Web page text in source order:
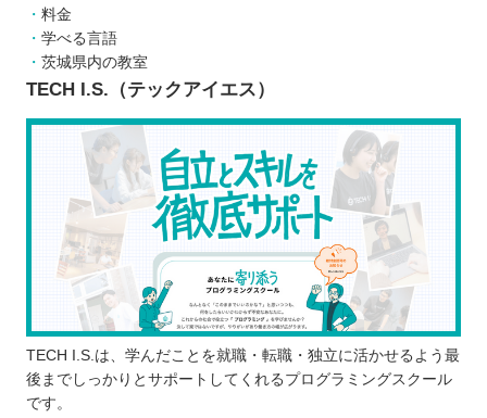
実務に役立つスキルを学べる
効率的に学習できる
転職・就職のアドバイスをもらえる
プログラミングスクールに通う3つのデメリット
コストはスクールの方がかかる
柔軟にスケジュールを調整できない場合が
ある
思っていた内容を学べない場合がある
どんなプログラミング言語を学ぶのが良いのか
違いはあるか
料金
学べる言語
茨城県内の教室
TECH I.S.（テックアイエス）
TECH I.S.は、学んだことを就職・転職・独立に活かせるよう最
後までしっかりとサポートしてくれるプログラミングスクール
です。